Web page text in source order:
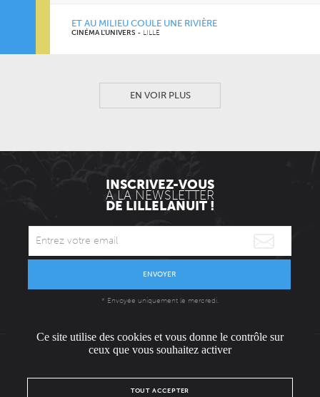
ET AU MILIEU COULE UNE RIVIÈRE
CINÉMA L'UNIVERS - LILLE
EN VOIR PLUS
INSCRIVEZ-VOUS
À LA NEWSLETTER
DE LILLELANUIT !
ENVOYER
* Envoyée uniquement le mercredi.
L'ÉQUIPE
Ce site utilise des cookies et vous donne le contrôle sur
ceux que vous souhaitez activer
TOUT ACCEPTER